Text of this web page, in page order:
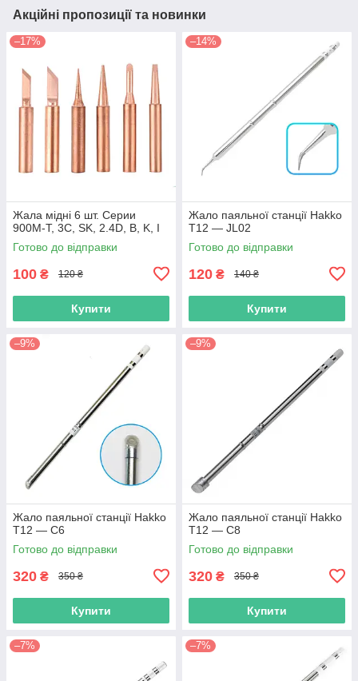
Акційні пропозиції та новинки
–17%
Жала мідні 6 шт. Серии
900M-T, 3C, SK, 2.4D, B, K, I
Готово до відправки
100 ₴ 120 ₴
Купити
–14%
Жало паяльної станції Hakko
T12 — JL02
Готово до відправки
120 ₴ 140 ₴
Купити
–9%
Жало паяльної станції Hakko
T12 — C6
Готово до відправки
320 ₴ 350 ₴
Купити
–9%
Жало паяльної станції Hakko
T12 — C8
Готово до відправки
320 ₴ 350 ₴
Купити
–7% –7%